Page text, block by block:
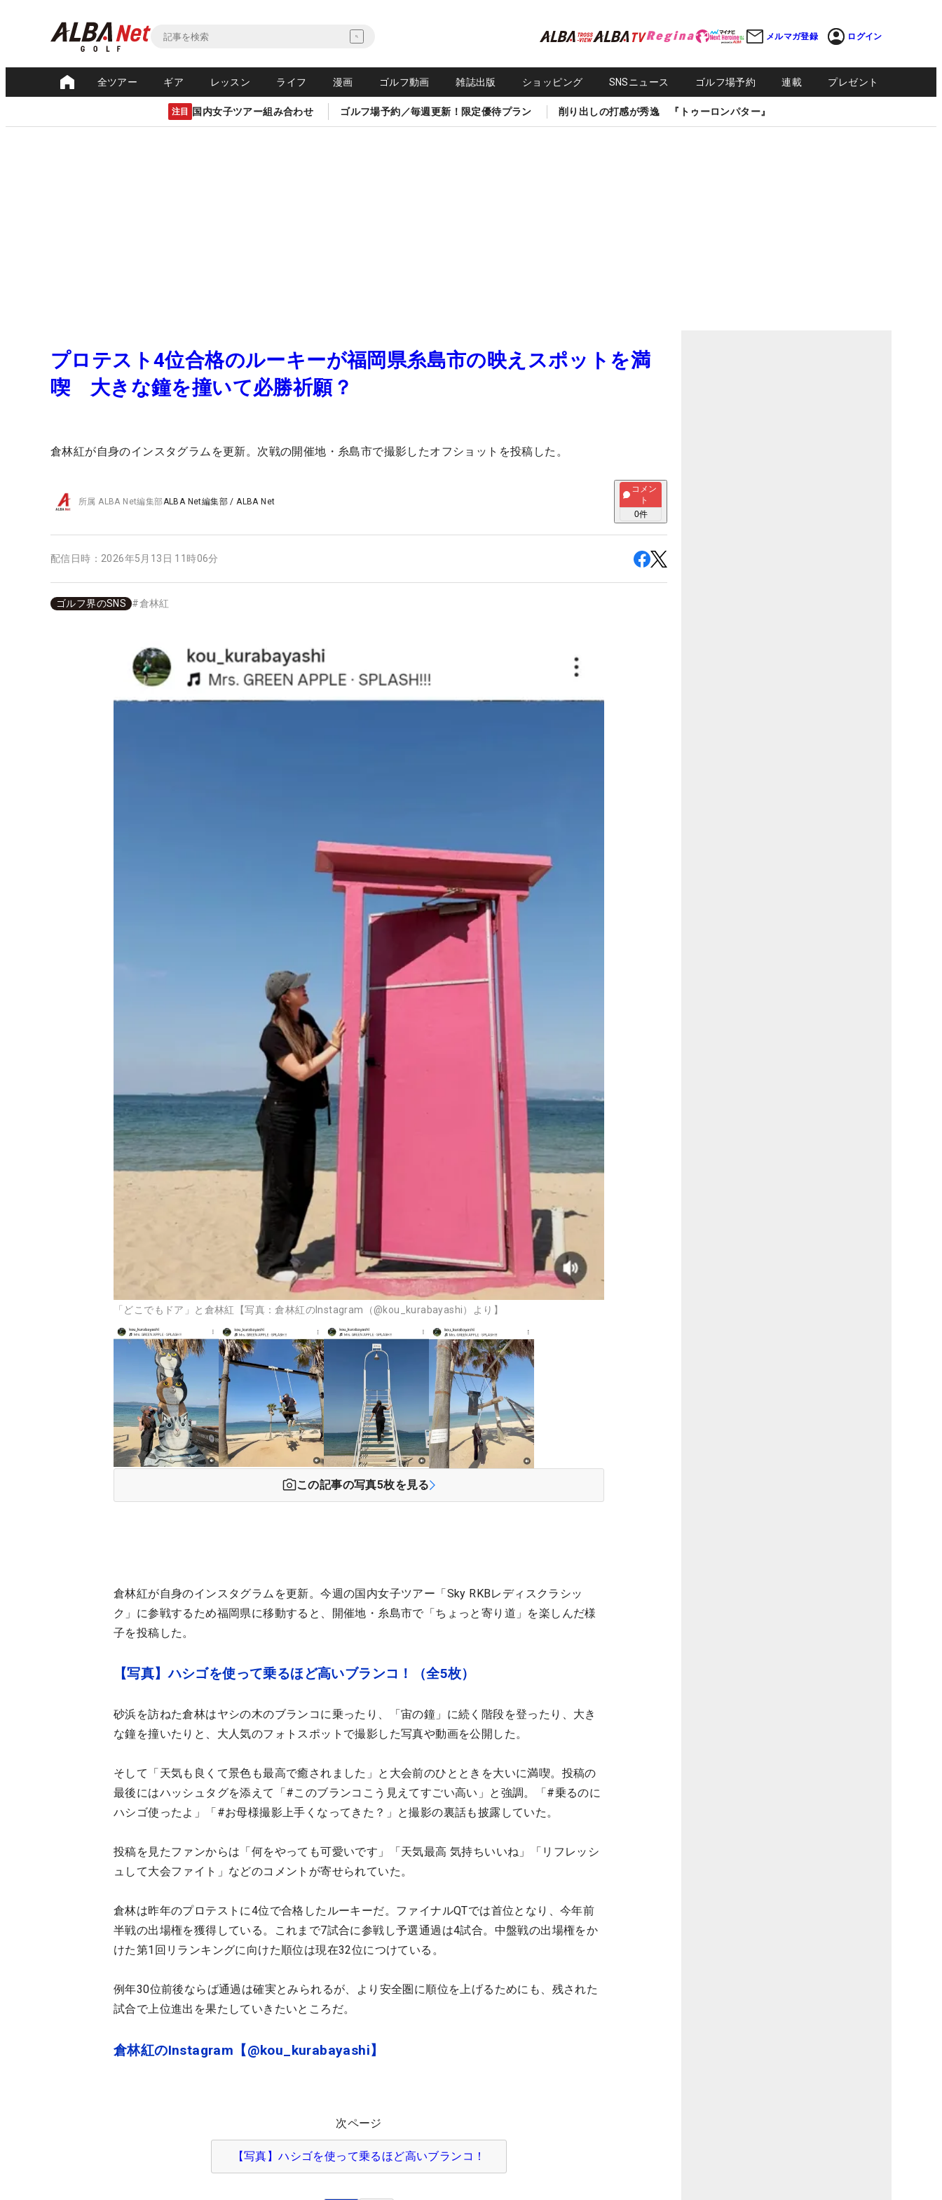
メルマガ登録 ログイン
全ツアー ギア レッスン ライフ 漫画 ゴルフ動画 雑誌出版 ショッピング SNSニュース ゴルフ場予約 連載 プレゼント
注目 国内女子ツアー組み合わせ ゴルフ場予約／毎週更新！限定優待プラン 削り出しの打感が秀逸 『トゥーロンパター』
プロテスト4位合格のルーキーが福岡県糸島市の映えスポットを満
喫 大きな鐘を撞いて必勝祈願？
倉林紅が自身のインスタグラムを更新。次戦の開催地・糸島市で撮影したオフショットを投稿した。
所属ALBA Net編集部ALBA Net編集部 /ALBA Net
コメン
ト
0件
配信日時： 2026年5月13日 11時06分
ゴルフ界のSNS #倉林紅
「どこでもドア」と倉林紅【写真：倉林紅のInstagram（@kou_kurabayashi）より】
この記事の写真5枚を見る
倉林紅が自身のインスタグラムを更新。今週の国内女子ツアー「Sky RKBレディスクラシッ
ク」に参戦するため福岡県に移動すると、開催地・糸島市で「ちょっと寄り道」を楽しんだ様
子を投稿した。
【写真】ハシゴを使って乗るほど高いブランコ！（全5枚）
砂浜を訪ねた倉林はヤシの木のブランコに乗ったり、「宙の鐘」に続く階段を登ったり、大き
な鐘を撞いたりと、大人気のフォトスポットで撮影した写真や動画を公開した。
そして「天気も良くて景色も最高で癒されました」と大会前のひとときを大いに満喫。投稿の
最後にはハッシュタグを添えて「#このブランコこう見えてすごい高い」と強調。「#乗るのに
ハシゴ使ったよ」「#お母様撮影上手くなってきた？」と撮影の裏話も披露していた。
投稿を見たファンからは「何をやっても可愛いです」「天気最高 気持ちいいね」「リフレッシ
ュして大会ファイト」などのコメントが寄せられていた。
倉林は昨年のプロテストに4位で合格したルーキーだ。ファイナルQTでは首位となり、今年前
半戦の出場権を獲得している。これまで7試合に参戦し予選通過は4試合。中盤戦の出場権をか
けた第1回リランキングに向けた順位は現在32位につけている。
例年30位前後ならば通過は確実とみられるが、より安全圏に順位を上げるためにも、残された
試合で上位進出を果たしていきたいところだ。
倉林紅のInstagram【@kou_kurabayashi】
次ページ
【写真】ハシゴを使って乗るほど高いブランコ！